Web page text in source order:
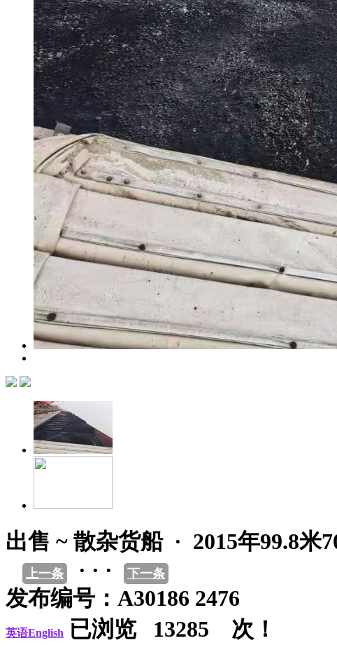
出售 ~ 散杂货船 · 2015年99.8米
上一条 · · · 下一条
发布编号：A30186 2476
英语English 已浏览 13285 次！